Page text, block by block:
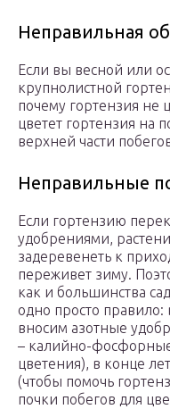
Неправильная
Если вы весной или
крупнолистной
почему гортензия не
цветет гортензия на
верхней части
Неправильные
Если гортензию
удобрениями,
задеревенеть к
переживет зиму.
как и большинства
одно просто правило:
вносим азотные
– калийно-
цветения), в конце
(чтобы помочь
почки побегов для